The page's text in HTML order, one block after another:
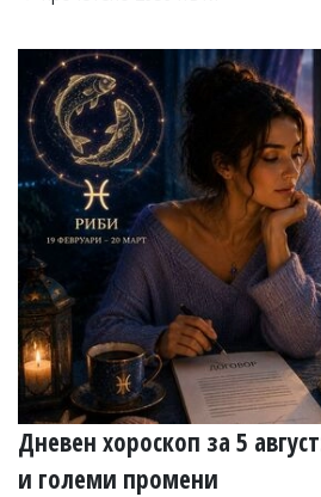
Дневен хороскоп за 5
и големи промени